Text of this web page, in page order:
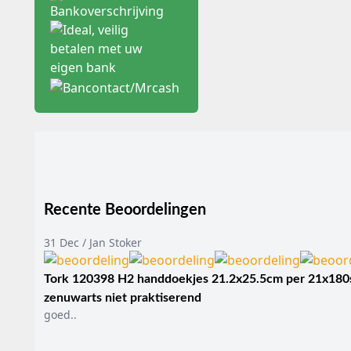
Type Systeem
Poliklinische Coagulator
Universele
Recente Beoordelingen
31 Dec / Jan Stoker
Tork 120398 H2 handdoekjes 21.2x25.5cm per
zenuwarts niet praktiserend
goed..